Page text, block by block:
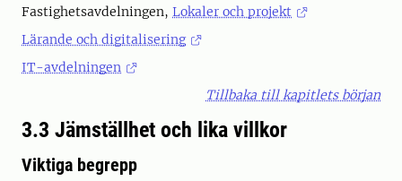
Fastighetsavdelningen, Lokaler och projekt
Lärande och digitalisering
IT-avdelningen
Tillbaka till kapitlets början
3.3 Jämställhet och lika villkor
Viktiga begrepp